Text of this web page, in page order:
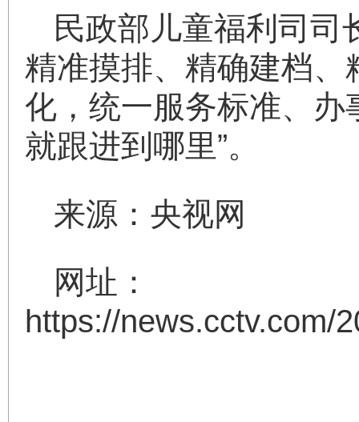
民政部儿童福利司
精准摸排、精确建档
化，统一服务标准、办
就跟进到哪里”。
来源：央视网
网址：
https://news.cctv.com/